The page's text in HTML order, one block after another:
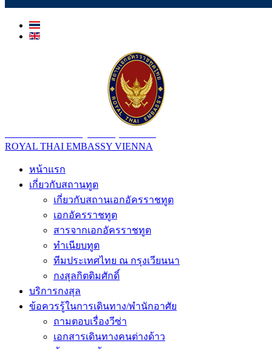
ROYAL THAI EMBASSY VIENNA
หน้าแรก
เกี่ยวกับสถานทูต
เกี่ยวกับสถานเอกอัครราชทูต
เอกอัครราชทูต
สารจากเอกอัครราชทูต
ทำเนียบทูต
ทีมประเทศไทย ณ กรุงเวียนนา
กงสุลกิตติมศักดิ์
บริการกงสุล
ข้อควรรู้ในการเดินทาง/พำนักอาศัย
ถามตอบเรื่องวีซ่า
เอกสารเดินทางคนต่างด้าว